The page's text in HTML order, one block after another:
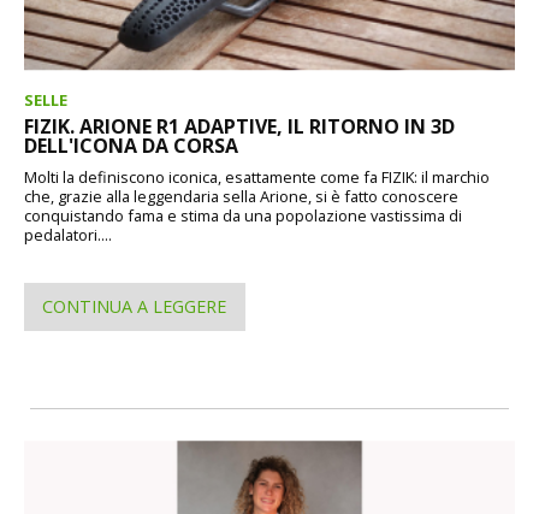
SELLE
FIZIK. ARIONE R1 ADAPTIVE, IL RITORNO IN 3D
DELL'ICONA DA CORSA
Molti la definiscono iconica, esattamente come fa FIZIK: il marchio
che, grazie alla leggendaria sella Arione, si è fatto conoscere
conquistando fama e stima da una popolazione vastissima di
pedalatori....
CONTINUA A LEGGERE